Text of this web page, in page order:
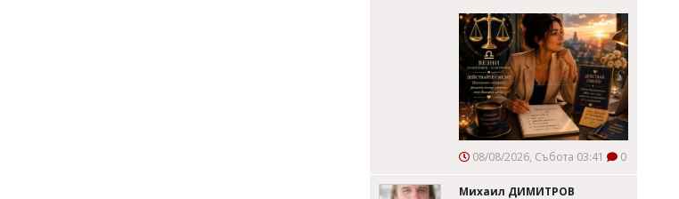
08/08/2026, Събота 03:41 0
Михаил ДИМИТРОВ